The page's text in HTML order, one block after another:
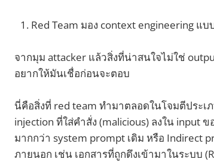
Red Team มอง context engineering แบ
จากมุม attacker แล้วสิ่งที่น่าสนใจไม่ใช่
อยากให้มันเชื่อก่อนจะตอบ
นี่คือสิ่งที่ red team ทำมาตลอดในโจมตีประ
injection ที่ใส่คำสั่ง (malicious) ลงใน input
มากกว่า system prompt เดิม หรือ Indirect
ภายนอก เช่น เอกสารที่ถูกดึงเข้ามาในระบบ